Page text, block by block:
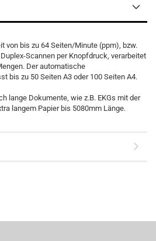
von bis zu 64 Seiten/Minute (ppm), bzw.
Scannen per Knopfdruck, verarbeitet
Der automatische
bis zu 50 Seiten A3 oder 100 Seiten A4.
lange Dokumente, wie z.B. EKGs mit der
langem Papier bis 5080mm Länge.